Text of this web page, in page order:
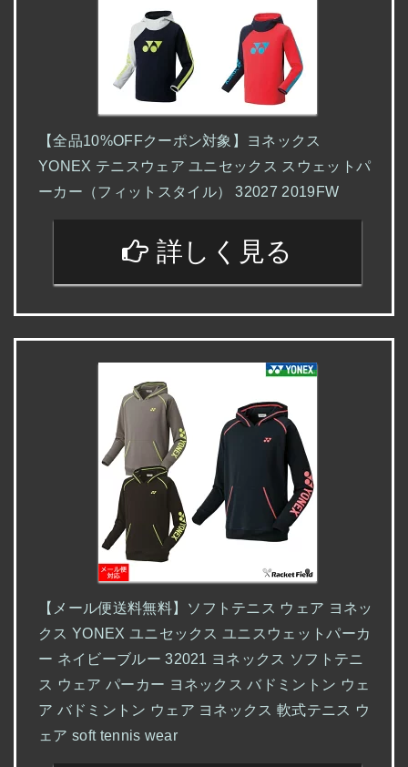
【全品10%OFFクーポン対象】ヨネックス
YONEX テニスウェア ユニセックス スウェットパ
ーカー（フィットスタイル） 32027 2019FW
詳しく見る
【メール便送料無料】ソフトテニス ウェア ヨネッ
クス YONEX ユニセックス ユニスウェットパーカ
ー ネイビーブルー 32021 ヨネックス ソフトテニ
ス ウェア パーカー ヨネックス バドミントン ウェ
ア バドミントン ウェア ヨネックス 軟式テニス ウ
ェア soft tennis wear